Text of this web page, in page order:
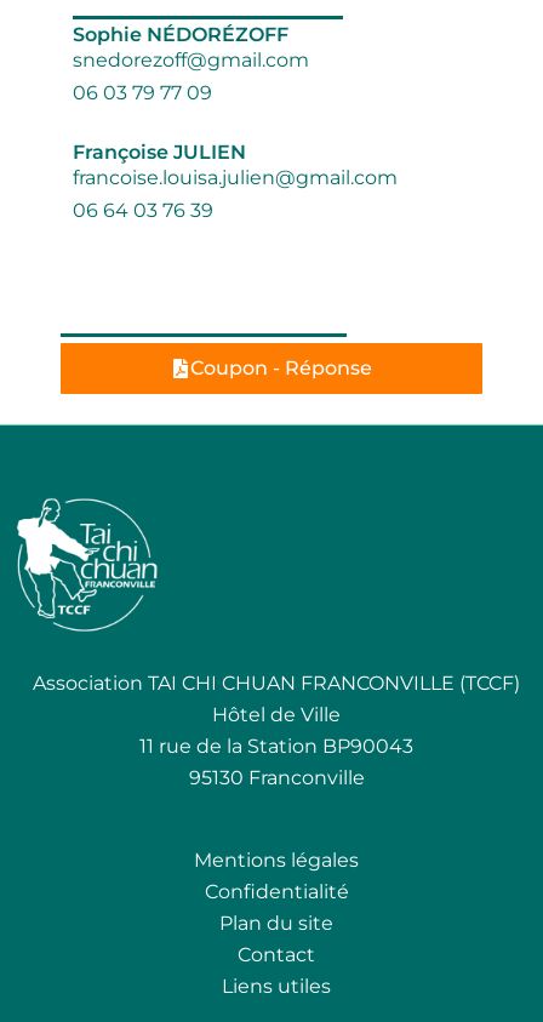
Sophie NÉDORÉZOFF
snedorezoff@gmail.com
06 03 79 77 09
Françoise JULIEN
francoise.louisa.julien@gmail.com
06 64 03 76 39
Coupon - Réponse
Association TAI CHI CHUAN FRANCONVILLE (TCCF)
Hôtel de Ville
11 rue de la Station BP90043
95130 Franconville
Mentions légales
Confidentialité
Plan du site
Contact
Liens utiles